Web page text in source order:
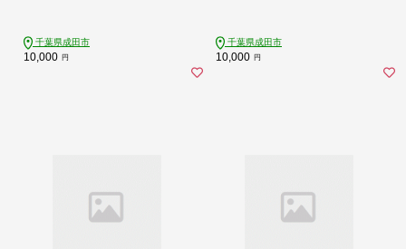
千葉県成田市
10,000 円
千葉県成田市
10,000 円